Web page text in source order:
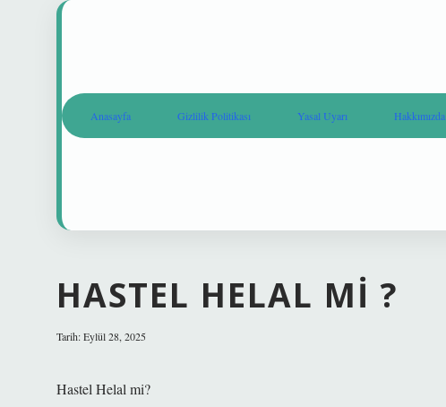
Anasayfa Gizlilik Politikası Yasal Uyarı Hakkımızda
HASTEL HELAL MI ?
Tarih: Eylül 28, 2025
Hastel Helal mi?